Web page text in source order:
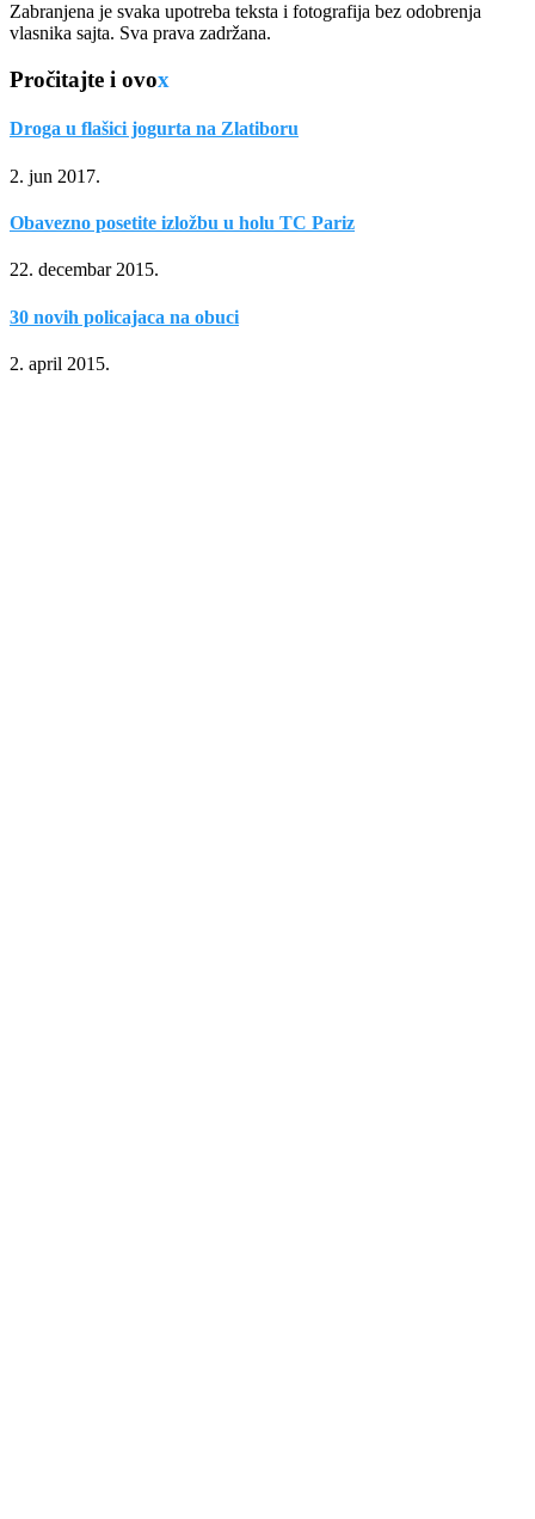
Zabranjena je svaka upotreba teksta i fotografija bez odobrenja
vlasnika sajta. Sva prava zadržana.
Pročitajte i ovox
Droga u flašici jogurta na Zlatiboru
2. jun 2017.
Obavezno posetite izložbu u holu TC Pariz
22. decembar 2015.
30 novih policajaca na obuci
2. april 2015.